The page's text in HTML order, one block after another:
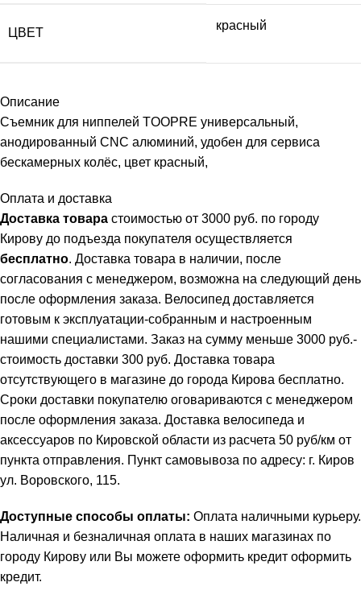
ЦВЕТ
красный
Описание
Съемник для ниппелей TOOPRE универсальный,
анодированный CNC алюминий, удобен для сервиса
бескамерных колёс, цвет красный,
Оплата и доставка
Доставка товара стоимостью от 3000 руб. по городу
Кирову до подъезда покупателя осуществляется
бесплатно. Доставка товара в наличии, после
согласования с менеджером, возможна на следующий день
после оформления заказа. Велосипед доставляется
готовым к эксплуатации-собранным и настроенным
нашими специалистами. Заказ на сумму меньше 3000 руб.-
стоимость доставки 300 руб. Доставка товара
отсутствующего в магазине до города Кирова бесплатно.
Сроки доставки покупателю оговариваются с менеджером
после оформления заказа. Доставка велосипеда и
аксессуаров по Кировской области из расчета 50 руб/км от
пункта отправления. Пункт самовывоза по адресу: г. Киров
ул. Воровского, 115.
Доступные способы оплаты: Оплата наличными курьеру.
Наличная и безналичная оплата в наших магазинах по
городу Кирову или Вы можете оформить кредит оформить
кредит.